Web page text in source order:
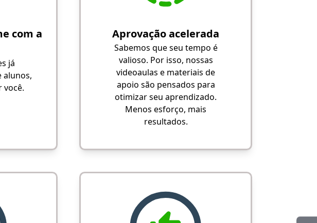
com a
já
alunos,
você.
Aprovação acelerada
Sabemos que seu tempo é
valioso. Por isso, nossas
videoaulas e materiais de
apoio são pensados para
otimizar seu aprendizado.
Menos esforço, mais
resultados.